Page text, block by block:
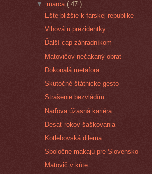
▼marca( 47 )
Ešte bližšie k farskej republike
Vlhová u prezidentky
Ďalší cap záhradníkom
Matovičov nečakaný obrat
Dokonalá metafora
Skutočné štátnicke gesto
Strašenie bezvládím
Naďova úžasná kariéra
Desať rokov šaškovania
Kotlebovská dilema
Spoločne makajú pre Slovensko
Matovič v kúte